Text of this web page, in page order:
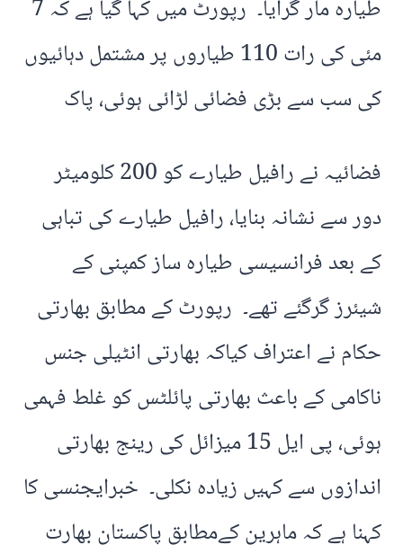
طیارہ مار گرایا۔ رپورٹ میں کہا گیا ہے کہ 7
مئی کی رات 110 طیاروں پر مشتمل دہائیوں
کی سب سے بڑی فضائی لڑائی ہوئی، پاک
فضائیہ نے رافیل طیارے کو 200 کلومیٹر
دور سے نشانہ بنایا، رافیل طیارے کی تباہی
کے بعد فرانسیسی طیارہ ساز کمپنی کے
شیئرز گرگئے تھے۔ رپورٹ کے مطابق بھارتی
حکام نے اعتراف کیاکہ بھارتی انٹیلی جنس
ناکامی کے باعث بھارتی پائلٹس کو غلط فہمی
ہوئی، پی ایل 15 میزائل کی رینج بھارتی
اندازوں سے کہیں زیادہ نکلی۔ خبرایجنسی کا
کہنا ہے کہ ماہرین کےمطابق پاکستان بھارت